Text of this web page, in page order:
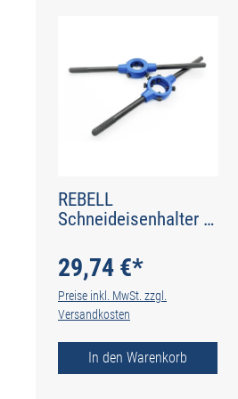
REBELL
Schneideisenhalter -
29,74 €*
Preise inkl. MwSt. zzgl.
Versandkosten
In den Warenkorb